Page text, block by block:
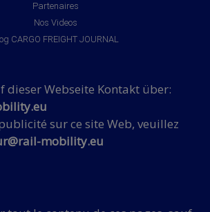
Partenaires
Nos Videos
CARGO FREIGHT JOURNAL
dieser Webseite Kontakt über:
sur ce site Web, veuillez
mobility.eu